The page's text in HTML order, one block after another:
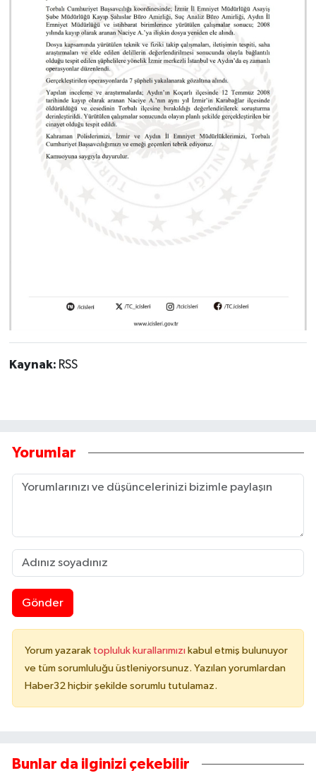
Kaynak: RSS
Yorumlar
Gönder
Yorum yazarak topluluk kurallarımızı kabul etmiş bulunuyor
ve tüm sorumluluğu üstleniyorsunuz. Yazılan yorumlardan
Haber32 hiçbir şekilde sorumlu tutulamaz.
Bunlar da ilginizi çekebilir